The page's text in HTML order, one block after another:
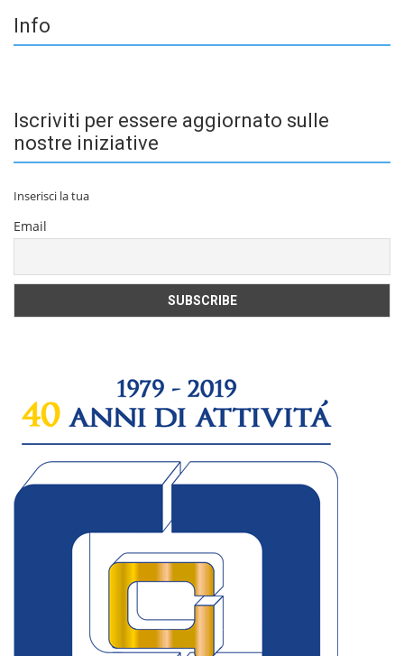
Info
Iscriviti per essere aggiornato sulle
nostre iniziative
Inserisci la tua
Email